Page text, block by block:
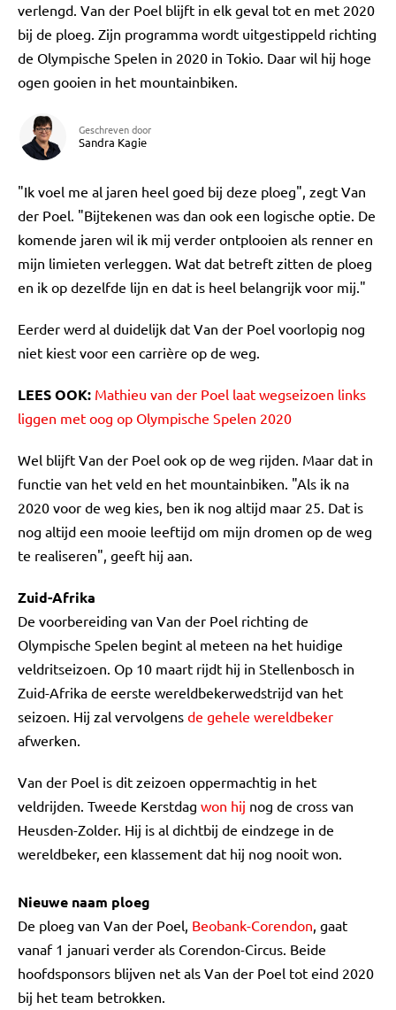
verlengd. Van der Poel blijft in elk geval tot en met 2020
bij de ploeg. Zijn programma wordt uitgestippeld richting
de Olympische Spelen in 2020 in Tokio. Daar wil hij hoge
ogen gooien in het mountainbiken.
Geschreven door
Sandra Kagie
"Ik voel me al jaren heel goed bij deze ploeg", zegt Van
der Poel. "Bijtekenen was dan ook een logische optie. De
komende jaren wil ik mij verder ontplooien als renner en
mijn limieten verleggen. Wat dat betreft zitten de ploeg
en ik op dezelfde lijn en dat is heel belangrijk voor mij."
Eerder werd al duidelijk dat Van der Poel voorlopig nog
niet kiest voor een carrière op de weg.
LEES OOK: Mathieu van der Poel laat wegseizoen links
liggen met oog op Olympische Spelen 2020
Wel blijft Van der Poel ook op de weg rijden. Maar dat in
functie van het veld en het mountainbiken. "Als ik na
2020 voor de weg kies, ben ik nog altijd maar 25. Dat is
nog altijd een mooie leeftijd om mijn dromen op de weg
te realiseren", geeft hij aan.
Zuid-Afrika
De voorbereiding van Van der Poel richting de
Olympische Spelen begint al meteen na het huidige
veldritseizoen. Op 10 maart rijdt hij in Stellenbosch in
Zuid-Afrika de eerste wereldbekerwedstrijd van het
seizoen. Hij zal vervolgens de gehele wereldbeker
afwerken.
Van der Poel is dit zeizoen oppermachtig in het
veldrijden. Tweede Kerstdag won hij nog de cross van
Heusden-Zolder. Hij is al dichtbij de eindzege in de
wereldbeker, een klassement dat hij nog nooit won.
Nieuwe naam ploeg
De ploeg van Van der Poel, Beobank-Corendon, gaat
vanaf 1 januari verder als Corendon-Circus. Beide
hoofdsponsors blijven net als Van der Poel tot eind 2020
bij het team betrokken.